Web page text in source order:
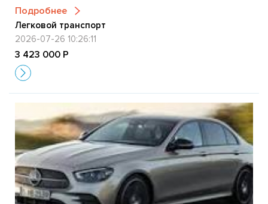
Подробнее
Легковой транспорт
2026-07-26 10:26:11
3 423 000 Р